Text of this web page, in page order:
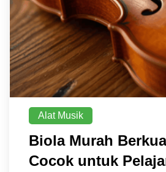
Alat Musik
Biola Murah
Cocok untuk